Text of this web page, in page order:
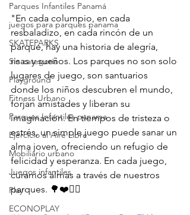
Parques Infantiles Panamá
juegos para parques panama
SKATEPARKS
Sin categoría
Playground
Fitness Urbano
Parques Infantiles panama
Ejercicio al Aire Libre
Mobiliario urbano
Juegos infantiles
Play
ECONOPLAY
"En cada columpio, en cada
resbaladizo, en cada rincón de un
parque, hay una historia de alegría,
risas y sueños. Los parques no son solo
lugares de juego, son santuarios
donde los niños descubren el mundo,
forjan amistades y liberan su
imaginación. En tiempos de tristeza o
estrés, un simple juego puede sanar un
alma joven, ofreciendo un refugio de
felicidad y esperanza. En cada juego,
curamos almas a través de nuestros
parques. 🌳❤️🤸‍♂️